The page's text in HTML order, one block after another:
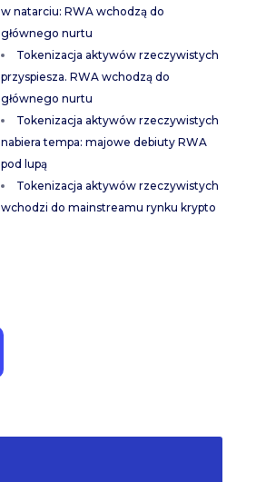
w natarciu: RWA wchodzą do
głównego nurtu
Tokenizacja aktywów rzeczywistych
przyspiesza. RWA wchodzą do
głównego nurtu
Tokenizacja aktywów rzeczywistych
nabiera tempa: majowe debiuty RWA
pod lupą
Tokenizacja aktywów rzeczywistych
wchodzi do mainstreamu rynku krypto